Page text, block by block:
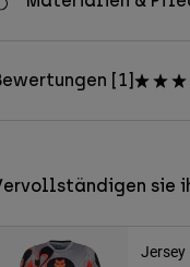
[1]
sie
Jersey